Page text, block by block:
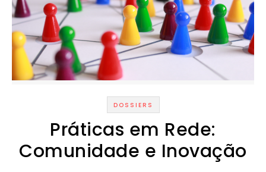
DOSSIERS
Práticas em Rede:
Comunidade e Inovação